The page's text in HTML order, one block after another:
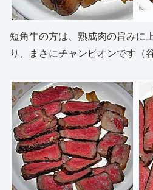
短角牛の方は、熟成肉の旨みに
り、まさにチャンピオンです（